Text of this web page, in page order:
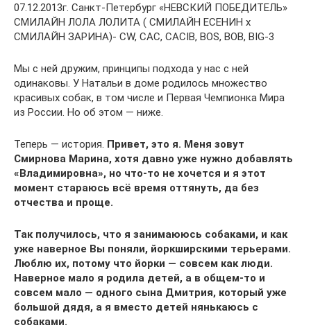
07.12.2013г. Санкт-Петербург «НЕВСКИЙ ПОБЕДИТЕЛЬ»
СМИЛАЙН ЛОЛА ЛОЛИТА ( СМИЛАЙН ЕСЕНИН х
СМИЛАЙН ЗАРИНА)- CW, CAC, CACIB, BOS, BOB, BIG-3
Мы с ней дружим, принципы подхода у нас с ней
одинаковы. У Натальи в доме родилось множество
красивых собак, в том числе и Первая Чемпионка Мира
из России. Но об этом — ниже.
Теперь — история. Привет, это я. Меня зовут
Смирнова Марина, хотя давно уже нужно добавлять
«Владимировна», но что-то не хочется и я этот
момент стараюсь всё время оттянуть, да без
отчества и проще.
Так получилось, что я занимаююсь собаками, и как
уже наверное Вы поняли, йоркширскими терьерами.
Люблю их, потому что йорки — совсем как люди.
Наверное мало я родила детей, а в общем-то и
совсем мало — одного сына Дмитрия, который уже
большой дядя, а я вместо детей нянькаюсь с
собаками.